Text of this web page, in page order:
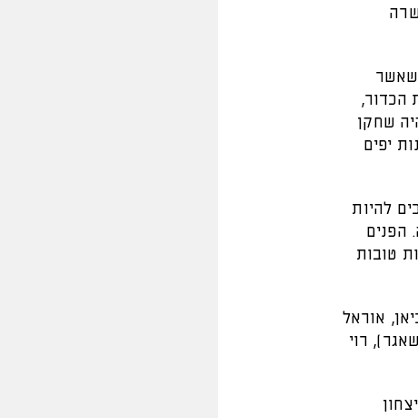
בעשרה
הכדור,
שחקן
יפים
להיות
הפנים
טובות
אוראל
אביאל זרגרי, מירון טל (46, דגו טשאגר), רוי